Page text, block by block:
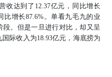
收达到了12.37亿元，同比增长
比增长87.6%。单看九毛九的业
。但是一旦进行对比，却又呈
国际收入为18.93亿元 ，海底捞为